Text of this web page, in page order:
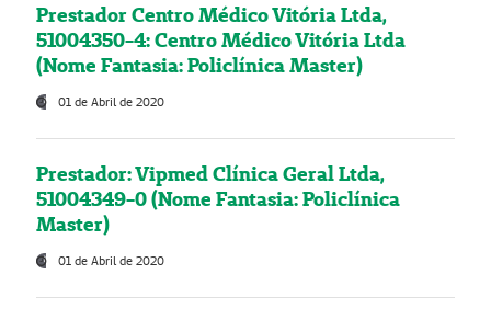
Prestador Centro Médico Vitória Ltda,
51004350-4: Centro Médico Vitória Ltda
(Nome Fantasia: Policlínica Master)
01 de Abril de 2020
Prestador: Vipmed Clínica Geral Ltda,
51004349-0 (Nome Fantasia: Policlínica
Master)
01 de Abril de 2020